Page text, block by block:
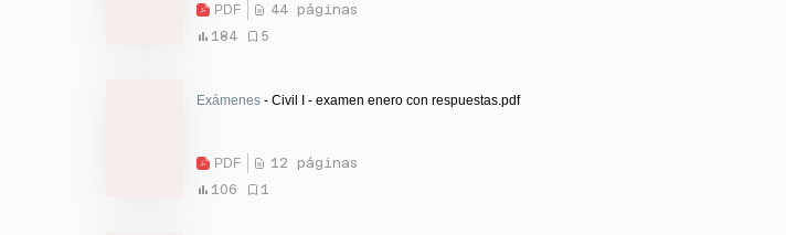
PDF
44 páginas
184
5
Exámenes - Civil I - examen enero con respuestas.pdf
PDF
12 páginas
106
1